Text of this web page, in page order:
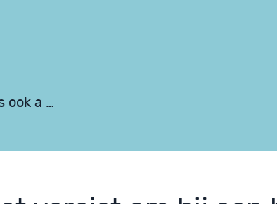
ook a …